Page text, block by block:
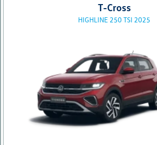
T-Cross
HIGHLINE 250 TSI 2025